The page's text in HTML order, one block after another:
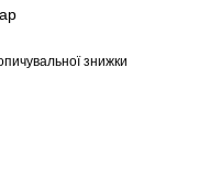
знижки